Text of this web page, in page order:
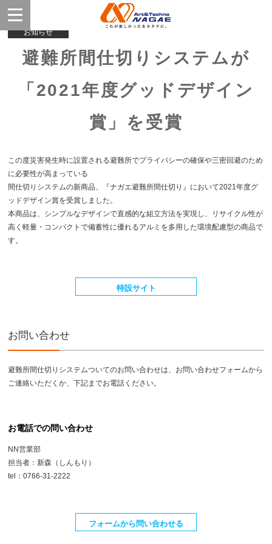
お知らせ
避難所間仕切りシステムが
「2021年度グッドデザイン
賞」を受賞
この度災害発生時に設置される避難所でプライバシーの確保や三密回避のため
に必要性が高まっている
間仕切りシステムの新商品、『ナガエ避難所間仕切り』において2021年度グ
ッドデザイン賞を受賞しました。
本商品は、シンプルなデザインで直感的な組立方法を実現し、リサイクル性が
高く軽量・コンパクトで備蓄性に優れるアルミを多用した環境配慮型の商品で
す。
特設サイト
お問い合わせ
避難所間仕切りシステムついてのお問い合わせは、お問い合わせフォームから
ご連絡いただくか、下記までお電話ください。
お電話での問い合わせ
NN営業部
担当者：新森（しんもり）
tel：0766-31-2222
フォームから問い合わせる